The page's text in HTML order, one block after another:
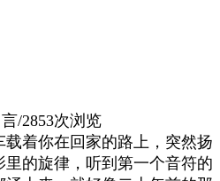
/2853次浏览
着你在回家的路上，突然扬
的旋律，听到第一个音符的